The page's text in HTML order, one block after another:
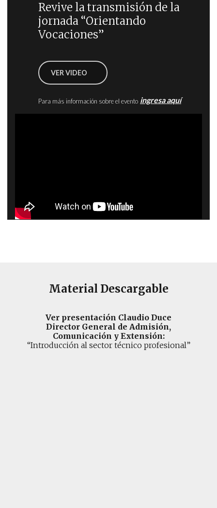
Revive la transmisión de la
jornada “Orientando
Vocaciones”
VER VIDEO
Para más información sobre el evento ingresa aquí
Material Descargable
Ver presentación Claudio Duce
Director General de Admisión,
Comunicación y Extensión:
“Introducción al sector técnico profesional”